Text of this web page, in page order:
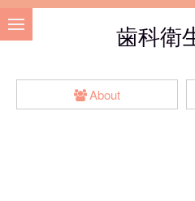
歯科衛
About